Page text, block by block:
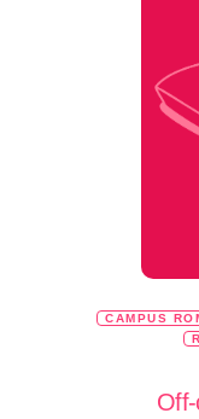
CAMPUS